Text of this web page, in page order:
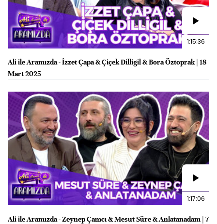
1:15:36
Ali ile Aramızda - İzzet Çapa & Çiçek Dilligil & Bora Öztoprak | 18
Mart 2025
1:17:06
Ali ile Aramızda - Zeynep Çamcı & Mesut Süre & Anlatanadam | 7